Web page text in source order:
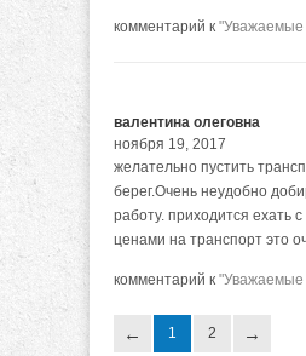
комментарий к "Уважаемые
валентина олеговна
ноября 19, 2017
желательно пустить
берег.Очень неудобно
работу. приходится ехать
ценами на транспорт это
комментарий к "Уважаемые
1 2